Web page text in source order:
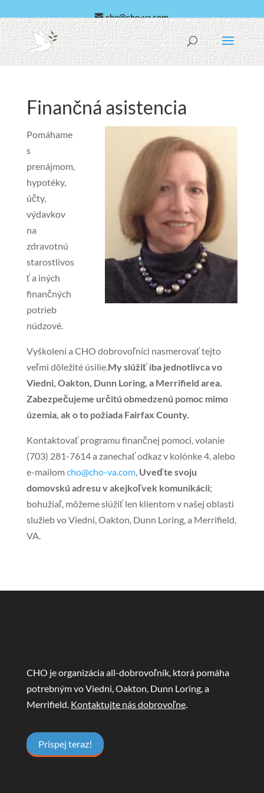
cho@cho-va.com
arabčina
Español
Finančná asistencia
Pomáhame
s
prenájmom,
hypotéky,
účty,
výdavkov
na
zdravotnú
starostlivos
ť a iných
finančných
potrieb
núdzové.
Vyškolení a CHO dobrovoľníci nasmerovať tejto
veľmi dôležité úsilie.My slúžiť iba jednotlivca vo
Viedni, Oakton, Dunn Loring, a Merrifield area.
Zabezpečujeme určitú obmedzenú pomoc mimo
územia, ak o to požiada Fairfax County.
Kontaktovať programu finančnej pomoci, volanie
(703) 281-7614 a zanechať odkaz v kolónke 4, alebo
e-mailomcho@cho-va.com, Uveďte svoju
domovskú adresu v akejkoľvek komunikácii;
bohužiaľ, môžeme slúžiť len klientom v našej oblasti
služieb vo Viedni, Oakton, Dunn Loring, a Merrifield,
VA.
CHO je organizácia all-dobrovoľník, ktorá pomáha
potrebným vo Viedni, Oakton, Dunn Loring, a
Merrifield. Kontaktujte nás dobrovoľne.
Prispej teraz!